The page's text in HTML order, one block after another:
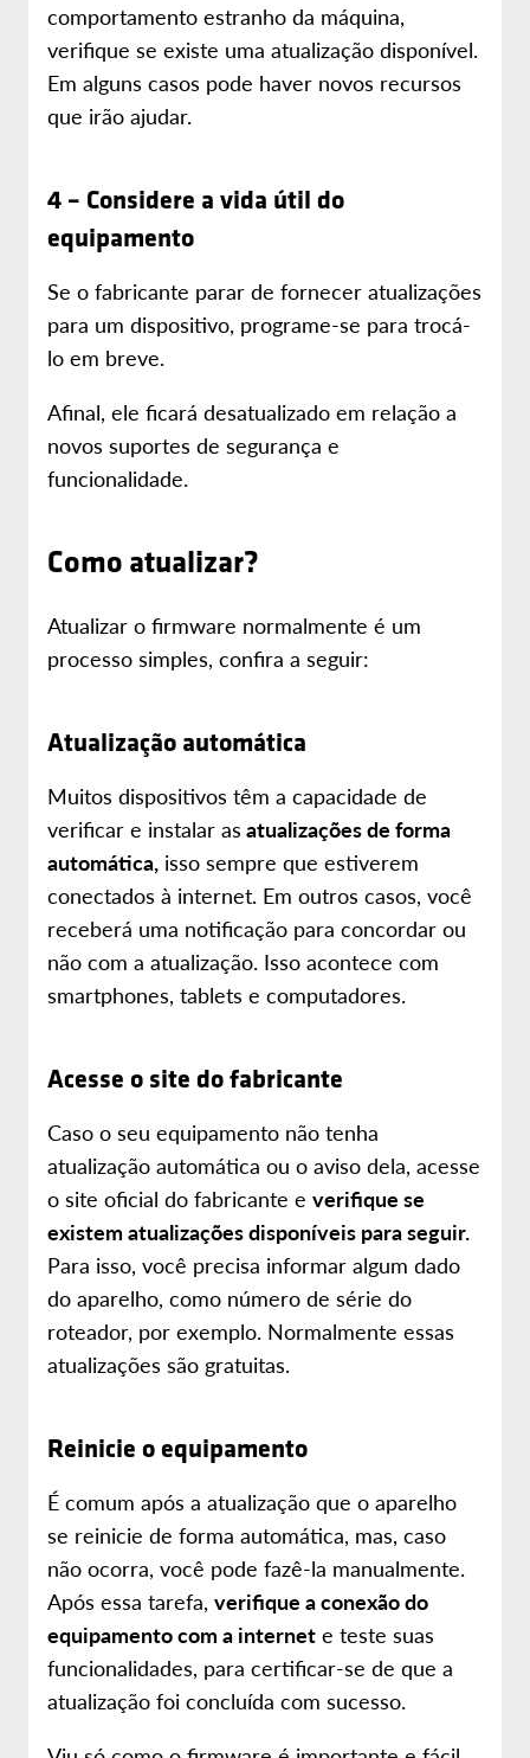
comportamento estranho da máquina,
verifique se existe uma atualização disponível.
Em alguns casos pode haver novos recursos
que irão ajudar.
4 – Considere a vida útil do
equipamento
Se o fabricante parar de fornecer atualizações
para um dispositivo, programe-se para trocá-
lo em breve.
Afinal, ele ficará desatualizado em relação a
novos suportes de segurança e
funcionalidade.
Como atualizar?
Atualizar o firmware normalmente é um
processo simples, confira a seguir:
Atualização automática
Muitos dispositivos têm a capacidade de
verificar e instalar as atualizações de forma
automática, isso sempre que estiverem
conectados à internet. Em outros casos, você
receberá uma notificação para concordar ou
não com a atualização. Isso acontece com
smartphones, tablets e computadores.
Acesse o site do fabricante
Caso o seu equipamento não tenha
atualização automática ou o aviso dela, acesse
o site oficial do fabricante e verifique se
existem atualizações disponíveis para seguir.
Para isso, você precisa informar algum dado
do aparelho, como número de série do
roteador, por exemplo. Normalmente essas
atualizações são gratuitas.
Reinicie o equipamento
É comum após a atualização que o aparelho
se reinicie de forma automática, mas, caso
não ocorra, você pode fazê-la manualmente.
Após essa tarefa, verifique a conexão do
equipamento com a internet e teste suas
funcionalidades, para certificar-se de que a
atualização foi concluída com sucesso.